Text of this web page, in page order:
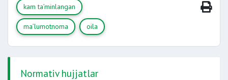
kam ta’minlangan
ma’lumotnoma oila
Normativ hujjatlar